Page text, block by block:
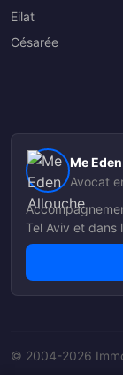
Eilat
Césarée
Me
Avocat
Tel Aviv et dans
© 2004-2026